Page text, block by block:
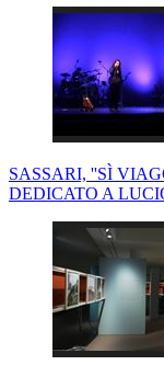
SASSARI, ''SÌ
DEDICATO A